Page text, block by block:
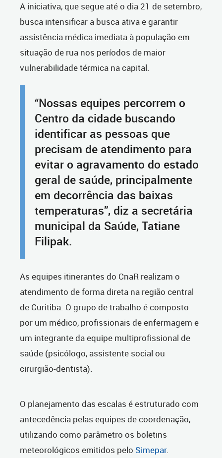
A iniciativa, que segue até o dia 21 de setembro,
busca intensificar a busca ativa e garantir
assistência médica imediata à população em
situação de rua nos períodos de maior
vulnerabilidade térmica na capital.
“Nossas equipes percorrem o
Centro da cidade buscando
identificar as pessoas que
precisam de atendimento para
evitar o agravamento do estado
geral de saúde, principalmente
em decorrência das baixas
temperaturas”, diz a secretária
municipal da Saúde, Tatiane
Filipak.
As equipes itinerantes do CnaR realizam o
atendimento de forma direta na região central
de Curitiba. O grupo de trabalho é composto
por um médico, profissionais de enfermagem e
um integrante da equipe multiprofissional de
saúde (psicólogo, assistente social ou
cirurgião-dentista).
O planejamento das escalas é estruturado com
antecedência pelas equipes de coordenação,
utilizando como parâmetro os boletins
meteorológicos emitidos pelo Simepar.